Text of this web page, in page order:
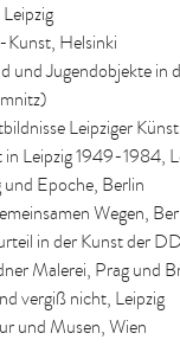
Leipzig
Helsinki
und Jugendobjekte
Leipziger
in Leipzig 1949-1984,
und Epoche, Berlin
Wegen,
in der Kunst der
Malerei, Prag und
vergiß nicht, Leipzig
und Musen, Wien